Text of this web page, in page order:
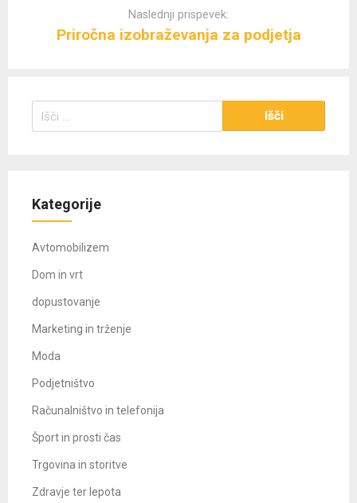
Naslednji prispevek:
Priročna izobraževanja za podjetja
Išči:
Kategorije
Avtomobilizem
Dom in vrt
dopustovanje
Marketing in trženje
Moda
Podjetništvo
Računalništvo in telefonija
Šport in prosti čas
Trgovina in storitve
Zdravje ter lepota